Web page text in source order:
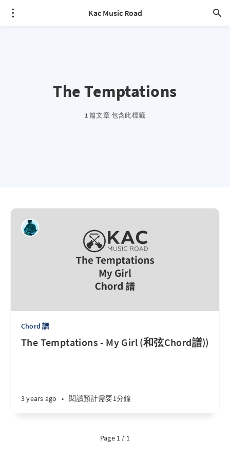
Kac Music Road
The Temptations
1 篇文章 包含此標籤
Chord 譜
The Temptations - My Girl (和弦Chord譜))
3 years ago • 閱讀預計需要1分鐘
Page 1 / 1